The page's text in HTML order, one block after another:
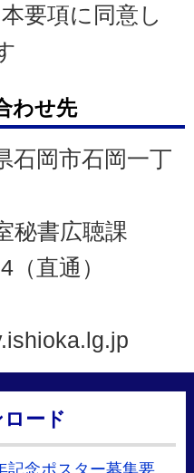
要項に同意し
わせ先
岡市石岡一丁
秘書広聴課
直通）
ード